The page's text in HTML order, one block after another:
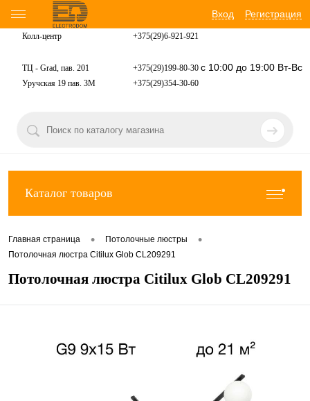
Вход Регистрация
Колл-центр +375(29)6-921-921
ТЦ - Grad, пав. 201 +375(29)199-80-30 с 10:00 до 19:00 Вт-Вс
Уручская 19 пав. 3М +375(29)354-30-60
Каталог товаров
Главная страница • Потолочные люстры •
Потолочная люстра Citilux Glob CL209291
Потолочная люстра Citilux Glob CL209291